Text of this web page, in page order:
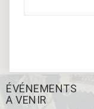
ÉVÉNEMENTS
A VENIR